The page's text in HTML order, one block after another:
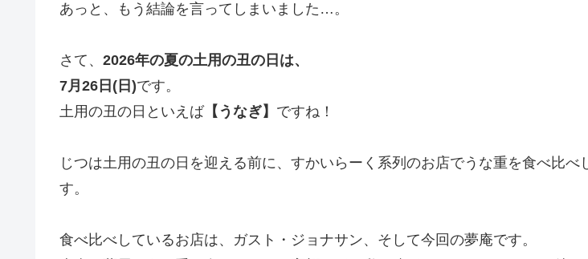
あっと、もう結論を言ってしまいました…。
さて、 2026年の夏の土用の丑の日は、
7月26日(日)です。
土用の丑の日といえば【うなぎ】 ですね！
じつは土用の丑の日を迎える前に、すかいらーく系列のお店でうな重を食べ比べ
す。
食べ比べしているお店は、ガスト・ジョナサン、そして今回の夢庵です。